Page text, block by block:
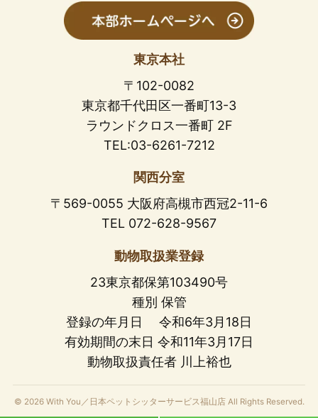
東京本社
〒102-0082
東京都千代田区一番町13-3
ラウンドクロス一番町 2F
TEL:03-6261-7212
関西分室
〒569-0055 大阪府高槻市西冠2-11-6
TEL 072-628-9567
動物取扱業登録
23東京都保第103490号
種別 保管
登録の年月日 令和6年3月18日
有効期間の末日 令和11年3月17日
動物取扱責任者 川上裕也
© 2026 With You／日本ペットシッターサービス福山店 All Rights Reserved.